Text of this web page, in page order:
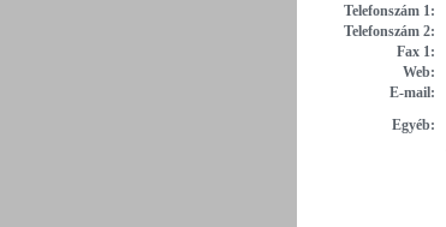
Telefonszám 1:
Telefonszám 2:
Fax 1:
Web:
E-mail:
Egyéb: